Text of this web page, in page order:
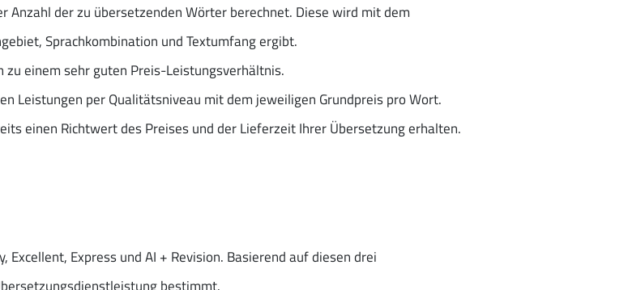
Anzahl der zu übersetzenden Wörter berechnet. Diese wird mit dem
Sprachkombination und Textumfang ergibt.
einem sehr guten Preis-Leistungsverhältnis.
Leistungen per Qualitätsniveau mit dem jeweiligen Grundpreis pro Wort.
einen Richtwert des Preises und der Lieferzeit Ihrer Übersetzung erhalten.
Express und AI + Revision. Basierend auf diesen drei
bestimmt.